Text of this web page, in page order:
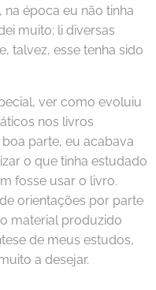
época eu não tinha
muito; li diversas
talvez, esse tenha sido
ver como evoluiu
nos livros
parte, eu acabava
o que tinha estudado
fosse usar o livro.
orientações por parte
material produzido
de meus estudos,
a desejar.